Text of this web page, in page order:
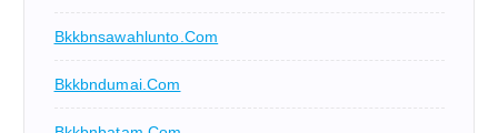
Bkkbnsawahlunto.com
Bkkbndumai.com